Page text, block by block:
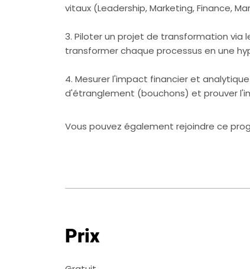
vitaux (Leadership, Marketing, Finance,
3. Piloter un projet de transformation via
transformer chaque processus en une
4. Mesurer l'impact financier et
Vous pouvez également rejoindre ce
Prix